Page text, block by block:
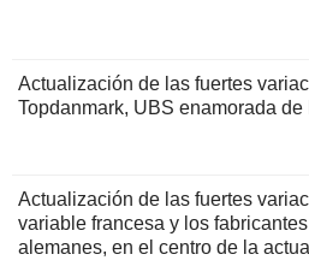
Actualización de las fuertes
Topdanmark, UBS enamorada
Actualización de las fuertes
variable francesa y los
alemanes, en el centro de la